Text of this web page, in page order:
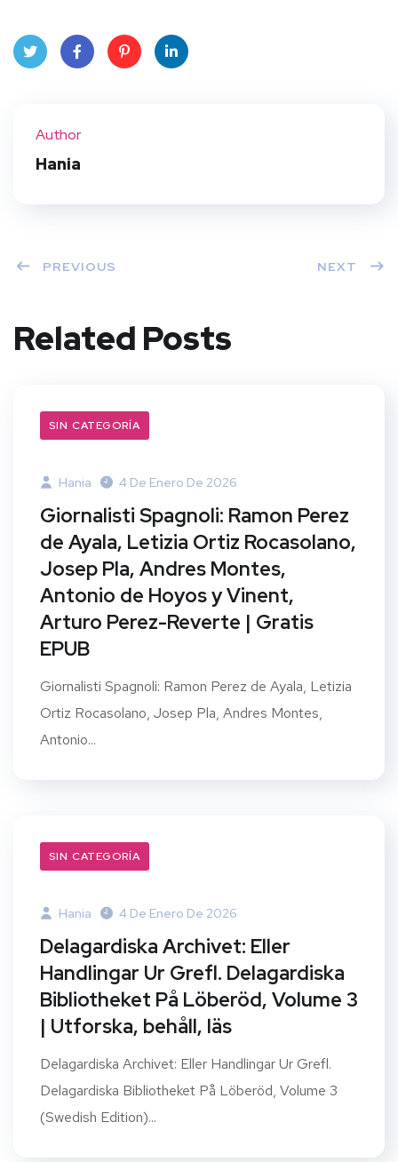
Author
Hania
PREVIOUS NEXT
Related Posts
SIN CATEGORÍA
Hania 4 De Enero De 2026
Giornalisti Spagnoli: Ramon Perez
de Ayala, Letizia Ortiz Rocasolano,
Josep Pla, Andres Montes,
Antonio de Hoyos y Vinent,
Arturo Perez-Reverte | Gratis
EPUB
Giornalisti Spagnoli: Ramon Perez de Ayala, Letizia
Ortiz Rocasolano, Josep Pla, Andres Montes,
Antonio...
SIN CATEGORÍA
Hania 4 De Enero De 2026
Delagardiska Archivet: Eller
Handlingar Ur Grefl. Delagardiska
Bibliotheket På Löberöd, Volume 3
| Utforska, behåll, läs
Delagardiska Archivet: Eller Handlingar Ur Grefl.
Delagardiska Bibliotheket På Löberöd, Volume 3
(Swedish Edition)...